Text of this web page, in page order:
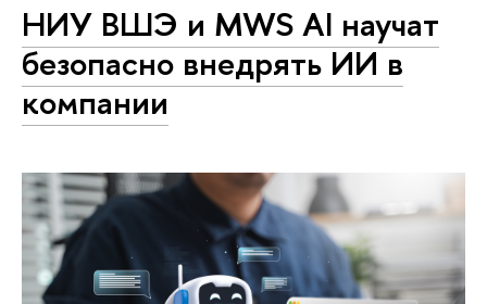
НИУ ВШЭ и MWS AI научат
безопасно внедрять ИИ в
компании